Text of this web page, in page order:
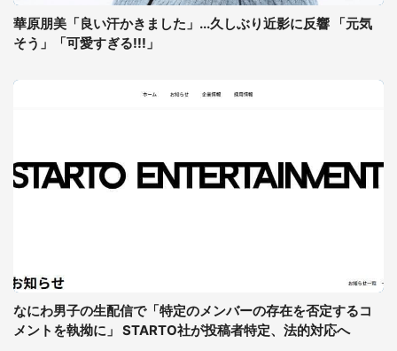
華原朋美「良い汗かきました」...久しぶり近影に反響 「元気
そう」「可愛すぎる!!!」
なにわ男子の生配信で「特定のメンバーの存在を否定するコ
メントを執拗に」 STARTO社が投稿者特定、法的対応へ